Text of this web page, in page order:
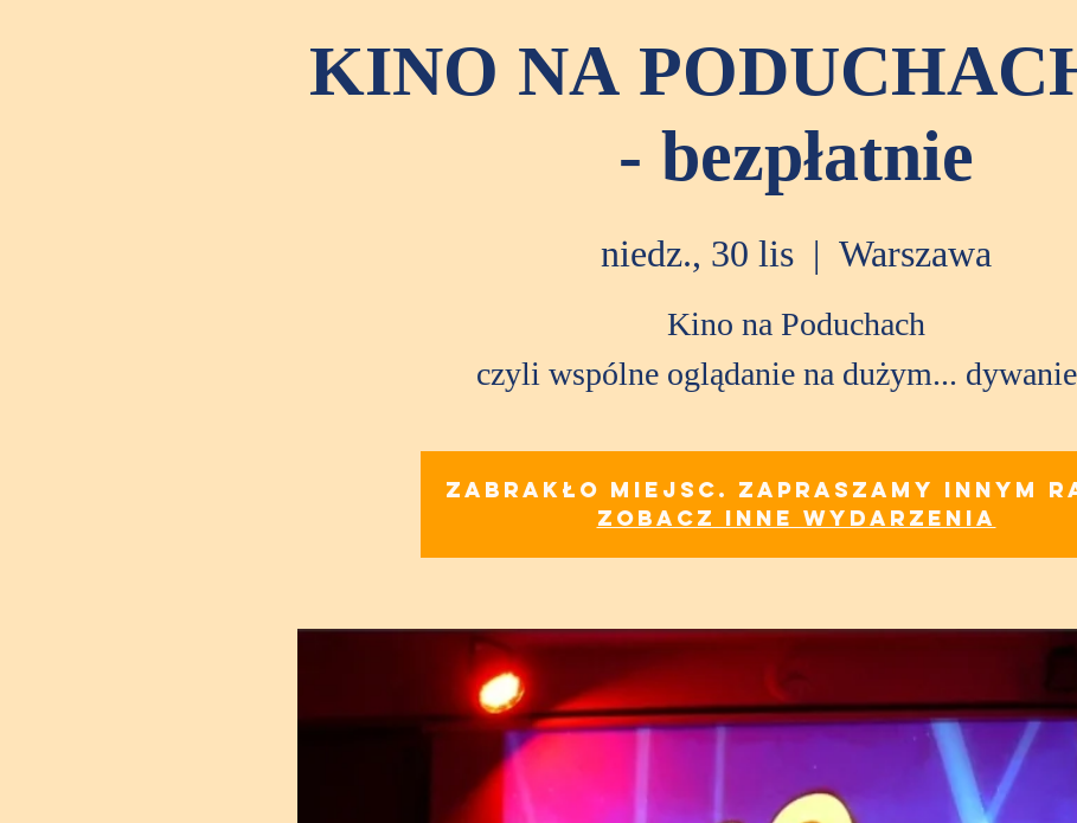
KINO NA
- bezpłatnie
niedz., 30 lis
  |
Warszawa
Kino na Poduchach
czyli wspólne oglądanie na dużym...
Zabrakło miejsc. Zapraszamy innym
Zobacz inne wydarzenia